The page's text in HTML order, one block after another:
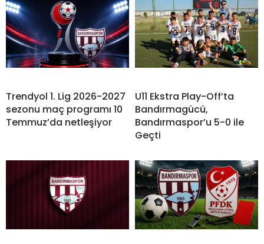
Trendyol 1. Lig 2026-2027
sezonu maç programı 10
Temmuz’da netleşiyor
U11 Ekstra Play-Off’ta
Bandırmagücü,
Bandırmaspor’u 5-0 ile
Geçti